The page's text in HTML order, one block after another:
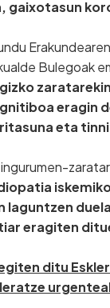
gaixotasun
Bulegoak
eragin
eta
laguntzen
eragiten
ditu